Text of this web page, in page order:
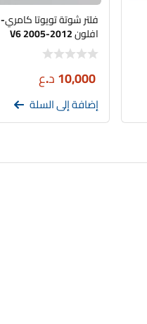
فلتر شوتة تويوتا كامري-
افلون V6 2005-2012
10,000د.ع
إضافة إلى السلة